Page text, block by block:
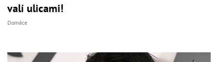
valí ulicami!
Domáce